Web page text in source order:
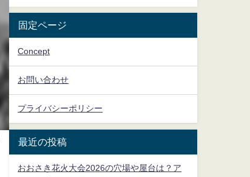
固定ページ
Concept
お問い合わせ
プライバシーポリシー
最近の投稿
おおさき花火大会2026の穴場や屋台は？ア